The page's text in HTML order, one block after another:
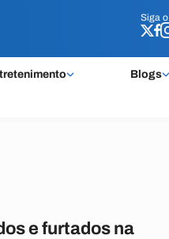
Siga o
Blogs
Siga o
e furtados na